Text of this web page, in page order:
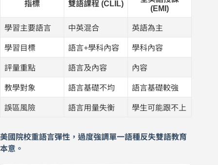
指標 雙語課程 (CLIL)
(EMI)
學習主要語言 中英混合 英語為主
學習目標 語言+學科內容 學科內容
評量重點 語言及內容 內容
教學對象 語言基礎不均 語言基礎較強
誤區風險 語言用量失衡 學生可能跟不上
美國院校重語言彈性，過度強調單一語種反失雙語教育
本意。